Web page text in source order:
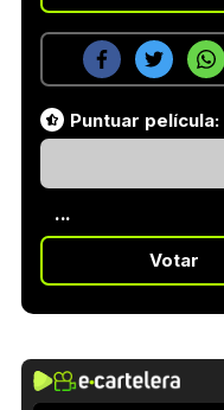
Puntuar película:
...
Votar